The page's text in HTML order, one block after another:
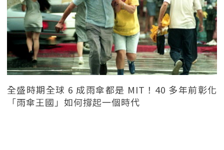
全盛時期全球 6 成雨傘都是 MIT！40 多年前彰化
「雨傘王國」如何撐起一個時代